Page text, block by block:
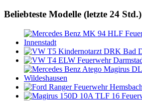
Beliebteste Modelle (letzte 24 Std.)